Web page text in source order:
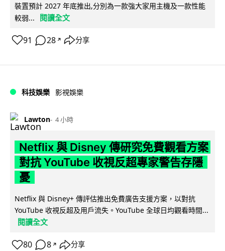
裝置預計 2027 年底推出,分別為一款強大家用主機及一款性能
較弱...
閱讀全文
91 28 ↗ 分享
科技娛樂 影視娛樂
Lawton 4 小時
Netflix 與 Disney 傳研究免費觀看方案
對抗 YouTube 收視反超專家警告存隱
憂
Netflix 與 Disney+ 傳評估推出免費廣告支援方案，以對抗
YouTube 收視反超及用戶流失。YouTube 全球日均觀看時間...
閱讀全文
80 8 ↗ 分享